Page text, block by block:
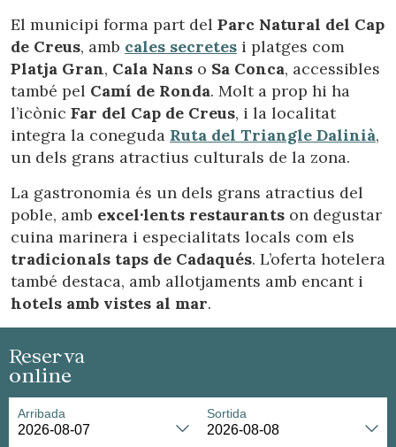
El municipi forma part del Parc Natural del Cap
de Creus, amb cales secretes i platges com
Platja Gran, Cala Nans o Sa Conca, accessibles
també pel Camí de Ronda. Molt a prop hi ha
l’icònic Far del Cap de Creus, i la localitat
integra la coneguda Ruta del Triangle Dalinià,
un dels grans atractius culturals de la zona.
La gastronomia és un dels grans atractius del
poble, amb excel·lents restaurants on degustar
cuina marinera i especialitats locals com els
tradicionals taps de Cadaqués. L’oferta hotelera
també destaca, amb allotjaments amb encant i
hotels amb vistes al mar.
Reserva
online
Arribada Sortida